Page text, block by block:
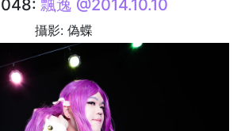
飄逸 @2014.10.10
攝影: 偽蝶